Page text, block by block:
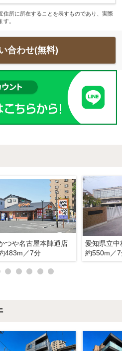
所に所在することを表すものであり、実際
。
合わせ(無料)
つや名古屋本陣通店
483m／7分
愛知県立中
約550m／